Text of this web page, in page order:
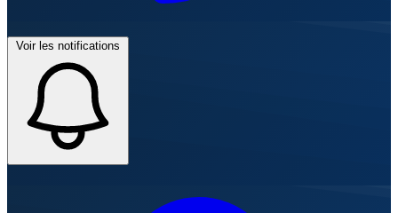
Voir les notifications